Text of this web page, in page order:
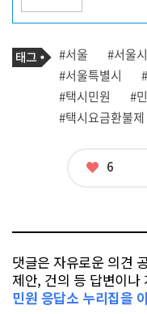
자
프
필 기
사
관
련
태
그
태
그
#서울 #서울시
#서울특별시
#택시민원
#
#택시요금환불제
좋
6
댓글은 자유로운 의견
제안, 건의 등 답변이나
민원 응답소 누리집을